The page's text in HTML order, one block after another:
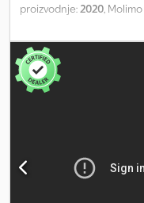
proizvodnje:2020,
23216 Specifikacije: •
176.000 km • Automatski
pneumatika • Rampa za
cm • Širina: 204 cm •
Sopstvena masa: 2.920
folijom, originalna boja je
Ajzqm A Doh Ejk